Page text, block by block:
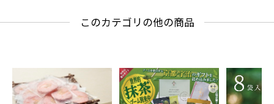
このカテゴリの他の商品